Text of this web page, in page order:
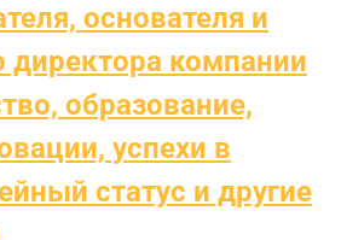
основателя и
директора компании
образование,
успехи в
статус и другие